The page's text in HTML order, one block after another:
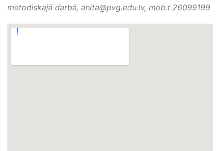
metodiskajā darbā, anita@pvg.edu.lv, mob.t.26099199